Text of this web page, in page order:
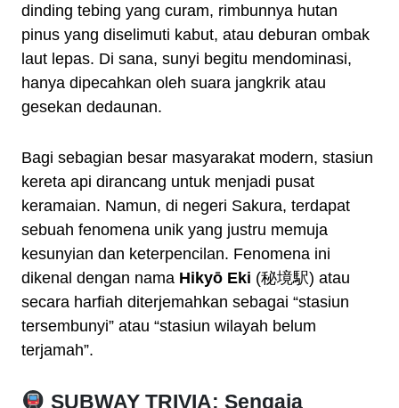
dinding tebing yang curam, rimbunnya hutan
pinus yang diselimuti kabut, atau deburan ombak
laut lepas. Di sana, sunyi begitu mendominasi,
hanya dipecahkan oleh suara jangkrik atau
gesekan dedaunan.
Bagi sebagian besar masyarakat modern, stasiun
kereta api dirancang untuk menjadi pusat
keramaian. Namun, di negeri Sakura, terdapat
sebuah fenomena unik yang justru memuja
kesunyian dan keterpencilan. Fenomena ini
dikenal dengan nama Hikyō Eki (秘境駅) atau
secara harfiah diterjemahkan sebagai “stasiun
tersembunyi” atau “stasiun wilayah belum
terjamah”.
SUBWAY TRIVIA: Sengaja